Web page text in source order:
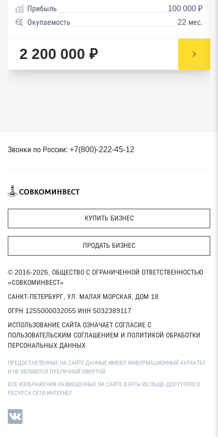
Прибыль
100 000 ₽
Окупаемость
22 мес.
2 200 000 ₽
Звонки по России: +7(800)-222-45-12
КУПИТЬ БИЗНЕС
ПРОДАТЬ БИЗНЕС
© 2016-2026, ОБЩЕСТВО С ОГРАНИЧЕННОЙ ОТВЕТСТВЕННОСТЬЮ
«СОВКОМИНВЕСТ»
САНКТ-ПЕТЕРБУРГ, УЛ. МАЛАЯ МОРСКАЯ, ДОМ 18
ОГРН 1255000032055 ИНН 5032389117
ИСПОЛЬЗОВАНИЕ САЙТА ОЗНАЧАЕТ СОГЛАСИЕ С
ПОЛЬЗОВАТЕЛЬСКИМ СОГЛАШЕНИЕМ И ПОЛИТИКОЙ ОБРАБОТКИ
ПЕРСОНАЛЬНЫХ ДАННЫХ
ПРЕДОСТАВЛЕННЫЕ НА САЙТЕ ДАННЫЕ ИМЕЮТ ИНФОРМАЦИОННЫЙ ХАРАКТЕР
И НЕ ЯВЛЯЮТСЯ ПУБЛИЧНОЙ ОФЕРТОЙ.
ВСЕ ИЗОБРАЖЕНИЯ РАЗМЕЩЕННЫЕ НА САЙТЕ ВЗЯТЫ ИЗ ОБЩЕ-ДОСТУПНОГО
РЕСУРСА СЕТИ ИНТЕРНЕТ.